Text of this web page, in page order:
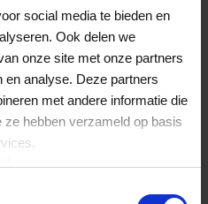
social media te bieden en
Ook delen we
onze site met onze partners
analyse. Deze partners
met andere informatie die
hebben verzameld op basis
geldig?
de VVV cadeaukaart